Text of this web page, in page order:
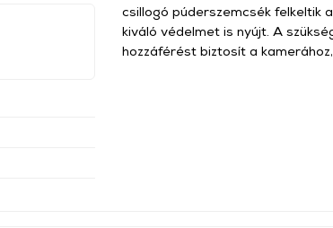
csillogó púderszemcsék felkeltik
kiváló védelmet is nyújt. A
hozzáférést biztosít a